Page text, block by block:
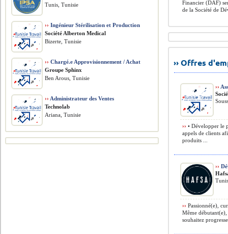
Financier (DAF)
de la Société de
›› Offres
››
›› • Développer le
appels de clients
produits ...
››
›› Passionné(e),
Même
souhaitez
Tunis, Tunisie
›› Ingénieur Stérilisation et Production
Société Alberton Medical
Bizerte, Tunisie
›› Chargé.e Approvisionnement / Achat
Groupe Sphinx
Ben Arous, Tunisie
›› Administrateur des Ventes
Technolab
Ariana, Tunisie